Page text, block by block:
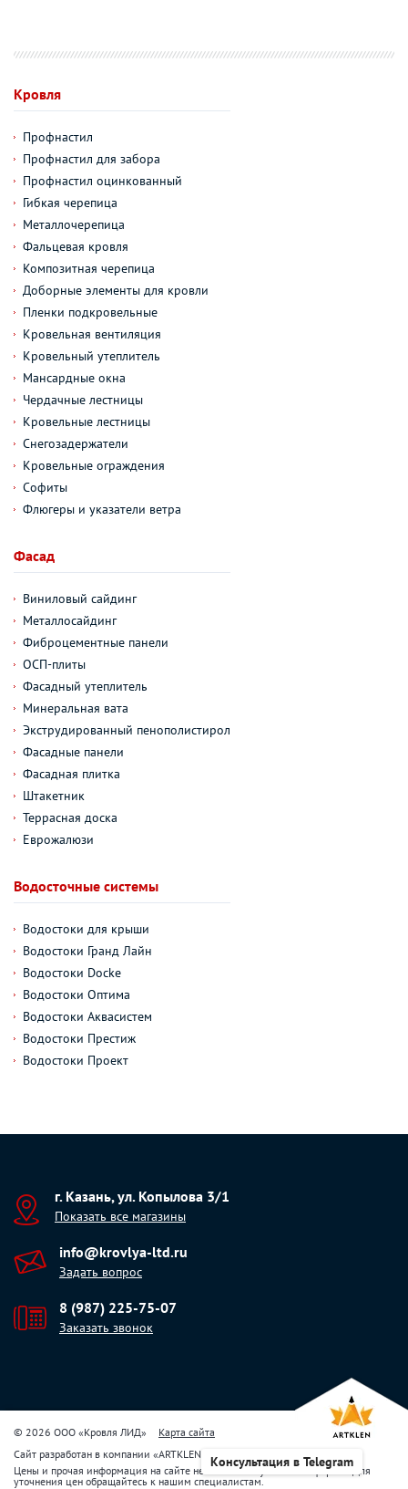
Кровля
Профнастил
Профнастил для забора
Профнастил оцинкованный
Гибкая черепица
Металлочерепица
Фальцевая кровля
Композитная черепица
Доборные элементы для кровли
Пленки подкровельные
Кровельная вентиляция
Кровельный утеплитель
Мансардные окна
Чердачные лестницы
Кровельные лестницы
Снегозадержатели
Кровельные ограждения
Софиты
Флюгеры и указатели ветра
Фасад
Виниловый сайдинг
Металлосайдинг
Фиброцементные панели
ОСП-плиты
Фасадный утеплитель
Минеральная вата
Экструдированный пенополистирол
Фасадные панели
Фасадная плитка
Штакетник
Террасная доска
Еврожалюзи
Водосточные системы
Водостоки для крыши
Водостоки Гранд Лайн
Водостоки Docke
Водостоки Оптима
Водостоки Аквасистем
Водостоки Престиж
Водостоки Проект
г. Казань, ул. Копылова 3/1
Показать все магазины
info@krovlya-ltd.ru
Задать вопрос
8 (987) 225-75-07
Заказать звонок
© 2026 ООО «Кровля ЛИД»
Карта сайта
Сайт разработан в компании «ARTKLEN
Цены и прочая информация на сайте не являются публичной офертой. Для
уточнения цен обращайтесь к нашим специалистам.
Консультация в Telegram